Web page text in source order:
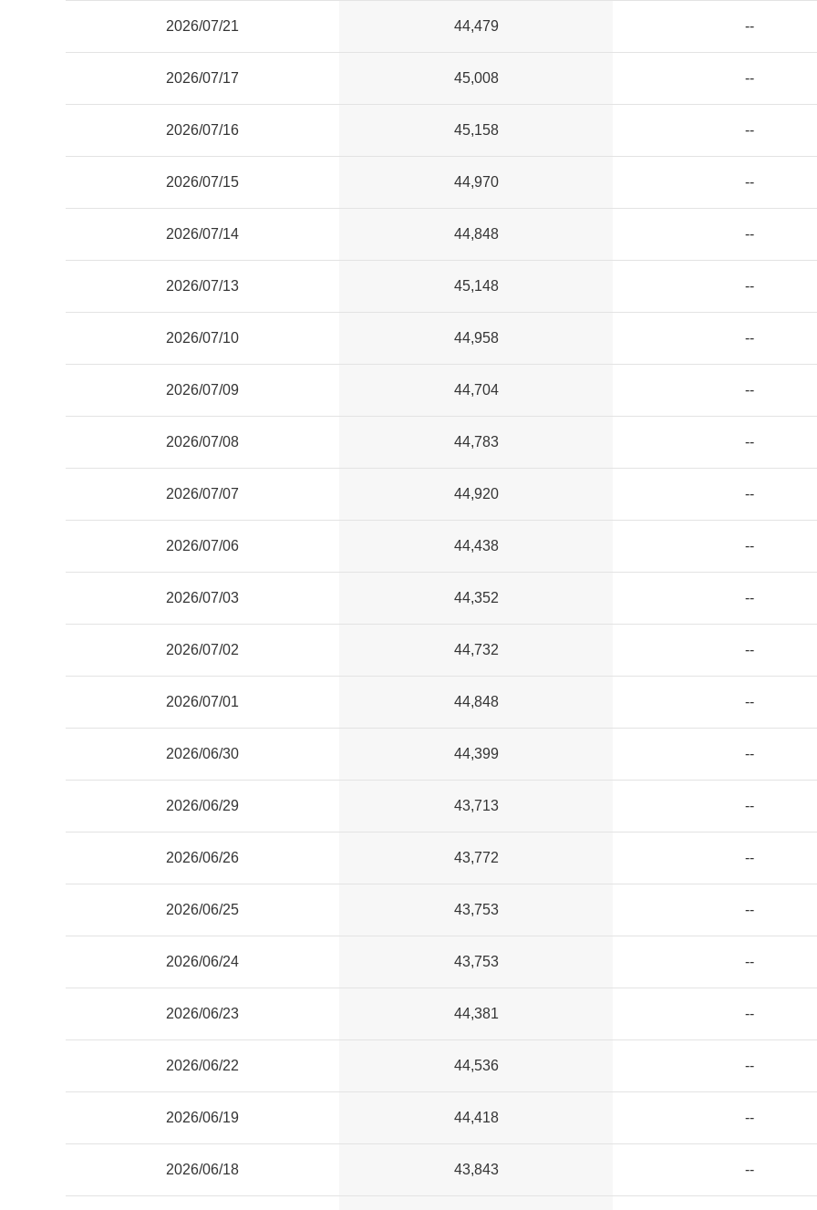
2026/07/21 44,479 --
2026/07/17 45,008 --
2026/07/16 45,158 --
2026/07/15 44,970 --
2026/07/14 44,848 --
2026/07/13 45,148 --
2026/07/10 44,958 --
2026/07/09 44,704 --
2026/07/08 44,783 --
2026/07/07 44,920 --
2026/07/06 44,438 --
2026/07/03 44,352 --
2026/07/02 44,732 --
2026/07/01 44,848 --
2026/06/30 44,399 --
2026/06/29 43,713 --
2026/06/26 43,772 --
2026/06/25 43,753 --
2026/06/24 43,753 --
2026/06/23 44,381 --
2026/06/22 44,536 --
2026/06/19 44,418 --
2026/06/18 43,843 --